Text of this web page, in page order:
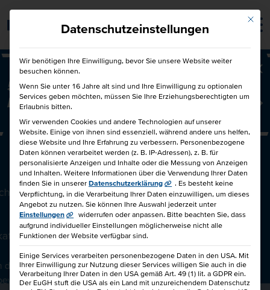
Barrierefrei
50€ für Dich und 50€ für einen
Freund!
Freunde werben Freunde
LOHN- UND GEHALTSABRECHNUNG IHK
[TAGESKURS]
diesen Kurs mit 4.8 von 5.0
Mit
Datenschutzeinstellungen
Wir benötigen Ihre Einwilligung, bevor Sie unsere Website weiter
besuchen können.
Wenn Sie unter 16 Jahre alt sind und Ihre Einwilligung zu optionalen
Services geben möchten, müssen Sie Ihre Erziehungsberechtigten um
Erlaubnis bitten.
Wir verwenden Cookies und andere Technologien auf unserer
Website. Einige von ihnen sind essenziell, während andere uns helfen,
diese Website und Ihre Erfahrung zu verbessern. Personenbezogene
Daten können verarbeitet werden (z. B. IP-Adressen), z. B. für
personalisierte Anzeigen und Inhalte oder die Messung von Anzeigen
und Inhalten. Weitere Informationen über die Verwendung Ihrer Daten
finden Sie in unserer Datenschutzerklärung . Es besteht keine
Verpflichtung, in die Verarbeitung Ihrer Daten einzuwilligen, um dieses
Angebot zu nutzen. Sie können Ihre Auswahl jederzeit unter
Einstellungen
widerrufen oder anpassen. Bitte beachten Sie, dass
aufgrund individueller Einstellungen möglicherweise nicht alle
Funktionen der Website verfügbar sind.
Einige Services verarbeiten personenbezogene Daten in den USA. Mit
Ihrer Einwilligung zur Nutzung dieser Services willigen Sie auch in die
Verarbeitung Ihrer Daten in den USA gemäß Art. 49 (1) lit. a GDPR ein.
Der EuGH stuft die USA als ein Land mit unzureichendem Datenschutz